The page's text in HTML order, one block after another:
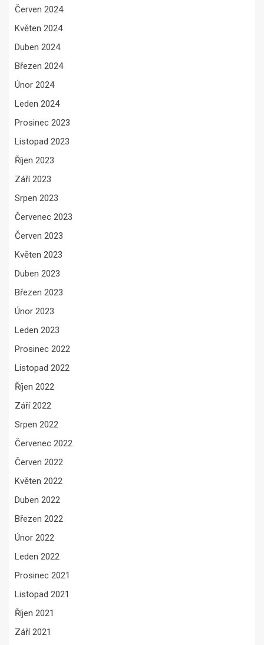
Červen 2024
Květen 2024
Duben 2024
Březen 2024
Únor 2024
Leden 2024
Prosinec 2023
Listopad 2023
Říjen 2023
Září 2023
Srpen 2023
Červenec 2023
Červen 2023
Květen 2023
Duben 2023
Březen 2023
Únor 2023
Leden 2023
Prosinec 2022
Listopad 2022
Říjen 2022
Září 2022
Srpen 2022
Červenec 2022
Červen 2022
Květen 2022
Duben 2022
Březen 2022
Únor 2022
Leden 2022
Prosinec 2021
Listopad 2021
Říjen 2021
Září 2021